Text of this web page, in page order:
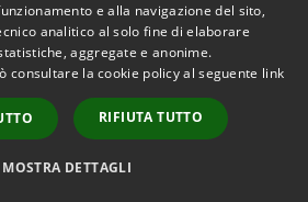
Copyright © 2026 • Città di
Maida • Powered by
Municipium•
Admin
access
e alla navigazione del sito,
analitico al solo fine di elaborare
aggregate e anonime.
consultare la cookie policy al seguente link
RIFIUTA TUTTO
MOSTRA DETTAGLI